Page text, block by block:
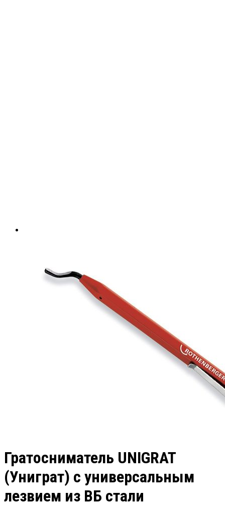
Гратосниматель UNIGRAT
(Униграт) с универсальным
лезвием из ВБ стали